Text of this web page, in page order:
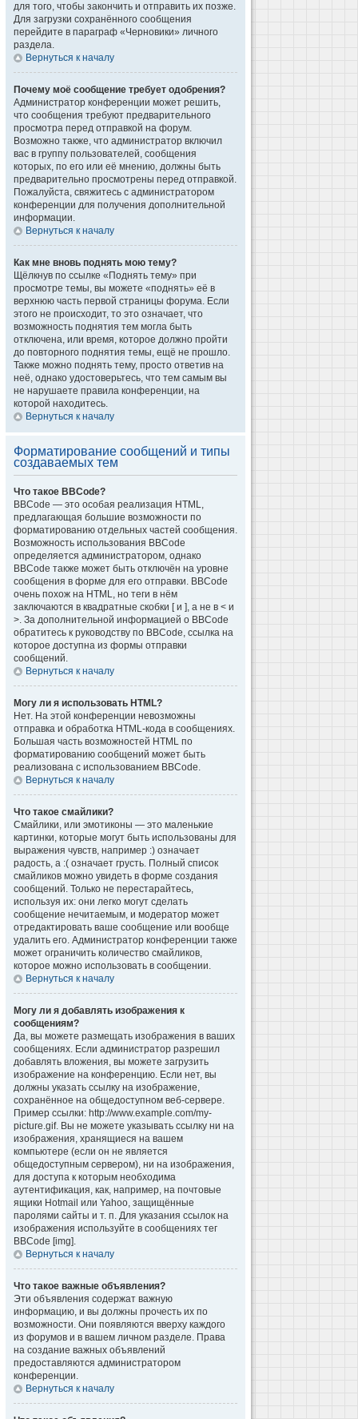
для того, чтобы закончить и отправить их позже.
Для загрузки сохранённого сообщения
перейдите в параграф «Черновики» личного
раздела.
Вернуться к началу
Почему моё сообщение требует одобрения?
Администратор конференции может решить,
что сообщения требуют предварительного
просмотра перед отправкой на форум.
Возможно также, что администратор включил
вас в группу пользователей, сообщения
которых, по его или её мнению, должны быть
предварительно просмотрены перед отправкой.
Пожалуйста, свяжитесь с администратором
конференции для получения дополнительной
информации.
Вернуться к началу
Как мне вновь поднять мою тему?
Щёлкнув по ссылке «Поднять тему» при
просмотре темы, вы можете «поднять» её в
верхнюю часть первой страницы форума. Если
этого не происходит, то это означает, что
возможность поднятия тем могла быть
отключена, или время, которое должно пройти
до повторного поднятия темы, ещё не прошло.
Также можно поднять тему, просто ответив на
неё, однако удостоверьтесь, что тем самым вы
не нарушаете правила конференции, на
которой находитесь.
Вернуться к началу
Форматирование сообщений и типы
создаваемых тем
Что такое BBCode?
BBCode — это особая реализация HTML,
предлагающая большие возможности по
форматированию отдельных частей сообщения.
Возможность использования BBCode
определяется администратором, однако
BBCode также может быть отключён на уровне
сообщения в форме для его отправки. BBCode
очень похож на HTML, но теги в нём
заключаются в квадратные скобки [ и ], а не в < и
>. За дополнительной информацией о BBCode
обратитесь к руководству по BBCode, ссылка на
которое доступна из формы отправки
сообщений.
Вернуться к началу
Могу ли я использовать HTML?
Нет. На этой конференции невозможны
отправка и обработка HTML-кода в сообщениях.
Большая часть возможностей HTML по
форматированию сообщений может быть
реализована с использованием BBCode.
Вернуться к началу
Что такое смайлики?
Смайлики, или эмотиконы — это маленькие
картинки, которые могут быть использованы для
выражения чувств, например :) означает
радость, а :( означает грусть. Полный список
смайликов можно увидеть в форме создания
сообщений. Только не перестарайтесь,
используя их: они легко могут сделать
сообщение нечитаемым, и модератор может
отредактировать ваше сообщение или вообще
удалить его. Администратор конференции также
может ограничить количество смайликов,
которое можно использовать в сообщении.
Вернуться к началу
Могу ли я добавлять изображения к
сообщениям?
Да, вы можете размещать изображения в ваших
сообщениях. Если администратор разрешил
добавлять вложения, вы можете загрузить
изображение на конференцию. Если нет, вы
должны указать ссылку на изображение,
сохранённое на общедоступном веб-сервере.
Пример ссылки: http://www.example.com/my-
picture.gif. Вы не можете указывать ссылку ни на
изображения, хранящиеся на вашем
компьютере (если он не является
общедоступным сервером), ни на изображения,
для доступа к которым необходима
аутентификация, как, например, на почтовые
ящики Hotmail или Yahoo, защищённые
паролями сайты и т. п. Для указания ссылок на
изображения используйте в сообщениях тег
BBCode [img].
Вернуться к началу
Что такое важные объявления?
Эти объявления содержат важную
информацию, и вы должны прочесть их по
возможности. Они появляются вверху каждого
из форумов и в вашем личном разделе. Права
на создание важных объявлений
предоставляются администратором
конференции.
Вернуться к началу